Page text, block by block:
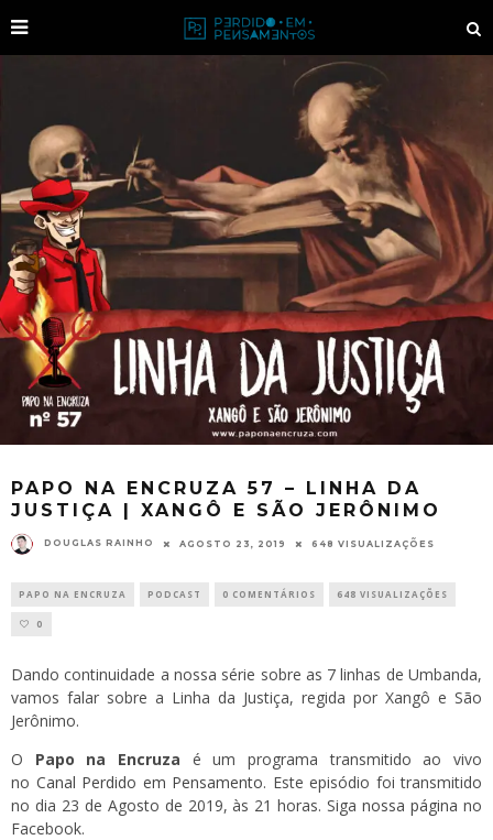
PAPO NA ENCRUZA 57 – LINHA DA
JUSTIÇA | XANGÔ E SÃO JERÔNIMO
DOUGLAS RAINHO AGOSTO 23, 2019 648 VISUALIZAÇÕES
PAPO NA ENCRUZA PODCAST 0 COMENTÁRIOS 648 VISUALIZAÇÕES
0
Dando continuidade a nossa série sobre as 7 linhas de Umbanda,
vamos falar sobre a Linha da Justiça, regida por Xangô e São
Jerônimo.
O Papo na Encruza é um programa transmitido ao vivo
no Canal Perdido em Pensamento. Este episódio foi transmitido
no dia 23 de Agosto de 2019, às 21 horas. Siganossa página no
Facebook.